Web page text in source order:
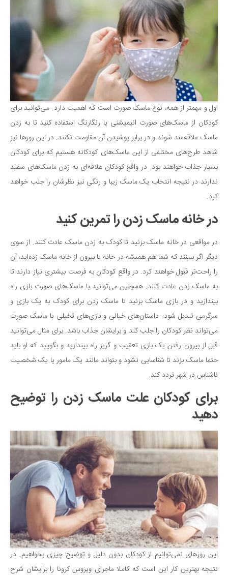
معماری
علمی
فناوری‌ها
نجوم و هوا فضا
زمین و محیط زیست
خودرو
سرگرمی
دانستنی‌ها
بازی
طنز
فال
اخبار
اول و مهمتر از همه، نوع ماسک صورت است که اهمیت دارد. می‌توانید برای
کودکان از ماسک‌های صورت انیمیشنی یا رنگارنگ استفاده کنید تا به زدن
ماسک علاقه‌مند شوند و در برابر پوشیدن آن مقاومت نکنند. در این روزها نیز
شاهد طرح‌های مختلفی از این ماسک‌های کودکانه هستیم که برای کودکان
بسیار جذاب خواهند بود. در واقع کودکان علاقه‌ای به زدن ماسک‌های سفید
ندارند در نتیجه انتخاب یک ماسک زیبا و رنگی نیز نظرشان را جلب خواهد
کرد.
در خانه ماسک زدن را تمرین کنید
در مواقعی در خانه ماسک بزنید تا کودک به زدن ماسک عادت کنند. از سوی
دیگر اگر ببینند که شما هم همیشه در خانه یا بیرون از خانه ماسک زده‌اید، آن
را راحت‌تر قبول خواهند کرد. در واقع کودکان به فرصت بیشتری نیاز دارند تا
به ماسک زدن عادت کنند. همچنین می‌توانید با ماسک‌های صورت بازی راه
بیندازید و در بازی ماسک بزنید تا ماسک زدن برای کودک به یک بازی و
سرگرمی تبدیل شود. داستان‌های خیالی و بازی‌های تخیلی با ماسک صورت
می‌تواند نظر کودکان را جلب کند و برایشان جذاب باشد. برای مثال می‌توانید
قبل از بیرون رفتن یک بازی تعقیب و گریز راه بیندازید و بگویید که او باید
حتما ماسک بزند تا شناسایی نشود و بتواند مانند یک مامور یا یک شخصیت
ناشناس در شهر تردد کند.
برای کودکان علت ماسک زدن را توضیح
دهید
این روزهای نمی‌توانیم از کودکان بدون دلیل و توضیح چیزی بخواهیم. در
نتیجه بهترین کار این است که کاملا ماجرای ویروس کرونا را برایشان شرح